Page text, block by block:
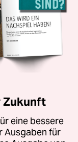
Zukunft
eine bessere
Ausgaben für